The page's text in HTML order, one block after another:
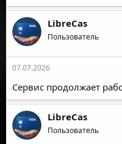
LibreCas
Пользователь
07.07.2026
Сервис продолжает
LibreCas
Пользователь